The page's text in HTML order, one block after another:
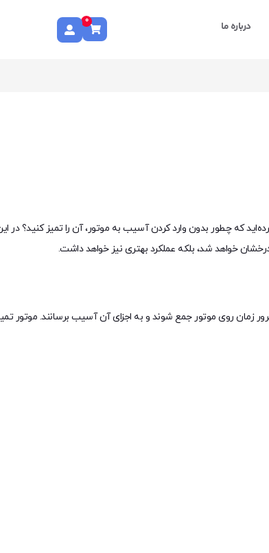
درباره ما 0
که چطور بدون وارد کردن آسیب به موتور، آن را تمیز کنید؟ در
زمان روی موتور جمع شوند و به اجزای آن آسیب برسانند. موتور